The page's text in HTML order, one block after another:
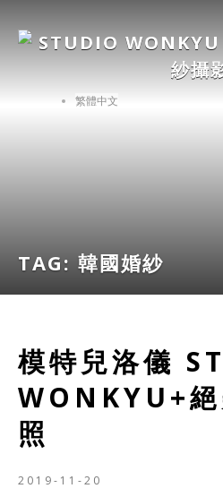
繁體中文
TAG: 韓國婚紗
模特兒洛儀
WONKYU+
照
2019-11-20